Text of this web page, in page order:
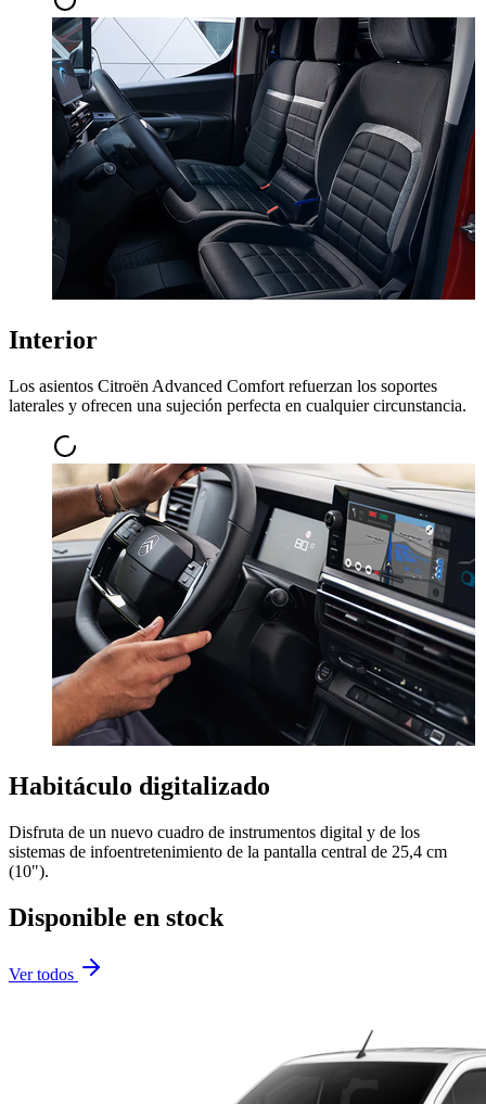
Interior
Los asientos Citroën Advanced Comfort refuerzan los soportes
laterales y ofrecen una sujeción perfecta en cualquier circunstancia.
Habitáculo digitalizado
Disfruta de un nuevo cuadro de instrumentos digital y de los
sistemas de infoentretenimiento de la pantalla central de 25,4 cm
(10").
Disponible en stock
Ver todos